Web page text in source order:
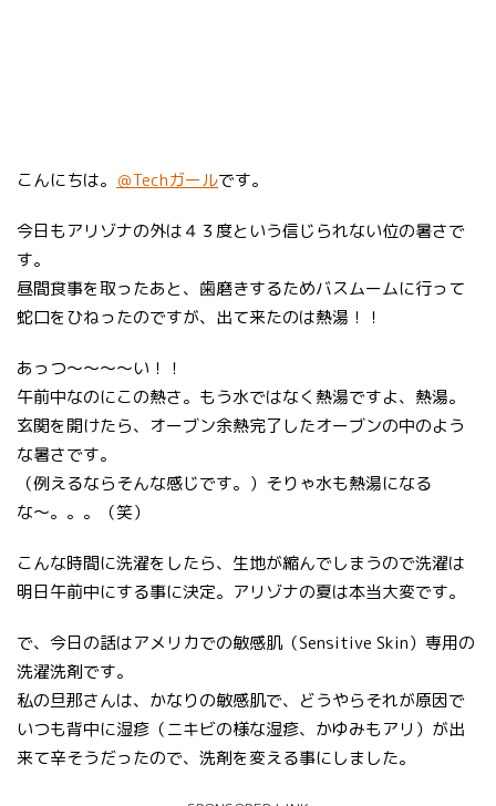
こんにちは。 ＠Techガールです。
今日もアリゾナの外は４３度という信じられない位の暑さで
す。
昼間食事を取ったあと、歯磨きするためバスムームに行って
蛇口をひねったのですが、出て来たのは熱湯！！
あっつ〜〜〜〜い！！
午前中なのにこの熱さ。もう水ではなく熱湯ですよ、熱湯。
玄関を開けたら、オーブン余熱完了したオーブンの中のよう
な暑さです。
（例えるならそんな感じです。）そりゃ水も熱湯になる
な〜。。。（笑）
こんな時間に洗濯をしたら、生地が縮んでしまうので洗濯は
明日午前中にする事に決定。アリゾナの夏は本当大変です。
で、今日の話はアメリカでの敏感肌（Sensitive Skin）専用の
洗濯洗剤です。
私の旦那さんは、かなりの敏感肌で、どうやらそれが原因で
いつも背中に湿疹（ニキビの様な湿疹、かゆみもアリ）が出
来て辛そうだったので、洗剤を変える事にしました。